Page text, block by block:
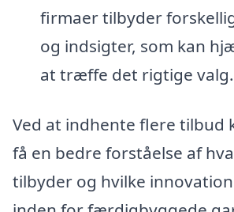
firmaer tilbyder
og indsigter, som kan
at træffe det rigtige valg.
Ved at indhente flere tilbud
få en bedre forståelse af
tilbyder og hvilke